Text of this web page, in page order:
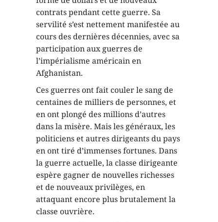
contrats pendant cette guerre. Sa
servilité s’est nettement manifestée au
cours des dernières décennies, avec sa
participation aux guerres de
l’impérialisme américain en
Afghanistan.
Ces guerres ont fait couler le sang de
centaines de milliers de personnes, et
en ont plongé des millions d’autres
dans la misère. Mais les généraux, les
politiciens et autres dirigeants du pays
en ont tiré d’immenses fortunes. Dans
la guerre actuelle, la classe dirigeante
espère gagner de nouvelles richesses
et de nouveaux privilèges, en
attaquant encore plus brutalement la
classe ouvrière.